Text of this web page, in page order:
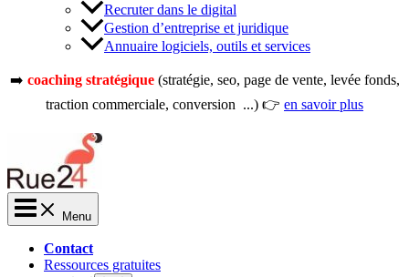
Recruter dans le digital
Gestion d’entreprise et juridique
Annuaire logiciels, outils et services
➡️ coaching stratégique(stratégie, seo, page de vente, levée fonds,
traction commerciale, conversion ...) 👉 en savoir plus
Menu
Contact
Ressources gratuites